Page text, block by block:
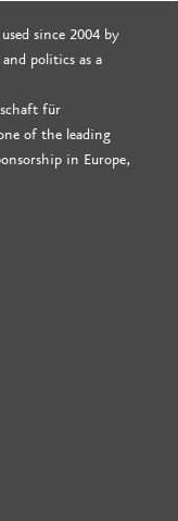
since 2004 by
politics as a
für
of the leading
in Europe,